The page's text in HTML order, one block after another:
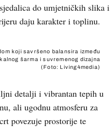
do umjetničkih slika i
daju karakter i toplinu.
koji savršeno balansira između
šarma i suvremenog dizajna
(Foto: Living4media)
detalji i vibrantan tepih u
ali ugodnu atmosferu za
povezuje prostorije te